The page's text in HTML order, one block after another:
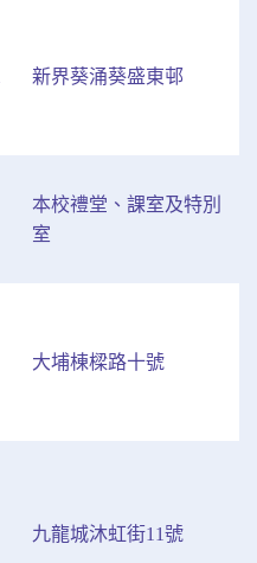
新界葵涌葵盛東邨
本校禮堂、課室及特別
室
大埔棟樑路十號
九龍城沐虹街11號